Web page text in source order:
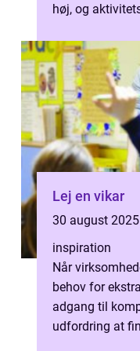
høj, og
Lej en vikar
30 august 2025
inspiration
Når
behov for
adgang til
udfordring at